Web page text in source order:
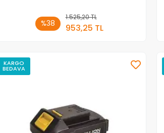
%38
1.525,20 TL
953,25 TL
Stokta Yok
KARGO
BEDAVA Stokta Yok